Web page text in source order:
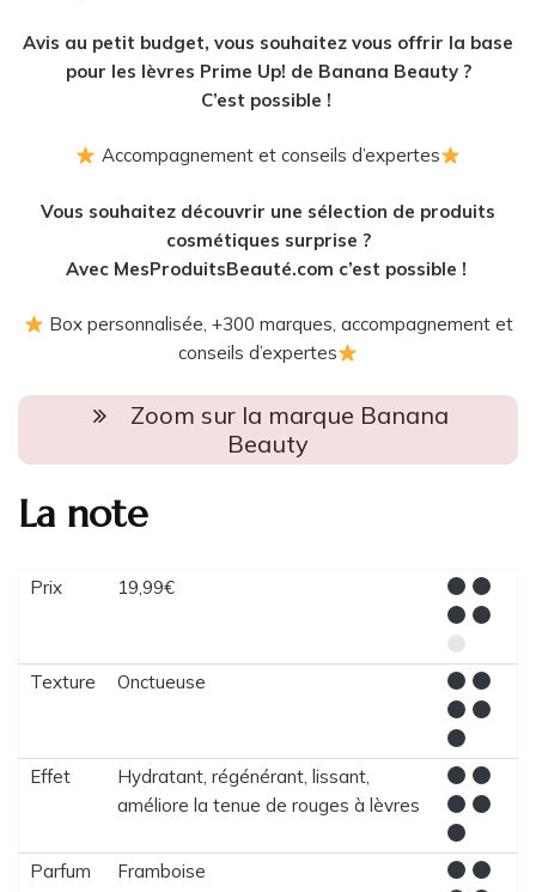
Avis au petit budget, vous souhaitez vous offrir la base
pour les lèvres Prime Up! de Banana Beauty ?
C’est possible !
Accompagnement et conseils d’expertes
Vous souhaitez découvrir une sélection de produits
cosmétiques surprise ?
Avec MesProduitsBeauté.com c’est possible !
Box personnalisée, +300 marques, accompagnement et
conseils d’expertes
Zoom sur la marque Banana
Beauty
La note
Prix 19,99€
Texture Onctueuse
Effet
Hydratant, régénérant, lissant,
améliore la tenue de rouges à lèvres
Parfum Framboise